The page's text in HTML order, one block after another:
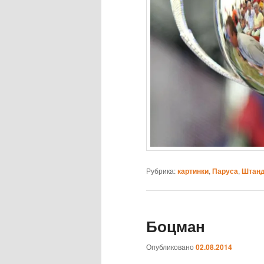
Рубрика:картинки, Паруса,
Боцман
Опубликовано 02.08.2014